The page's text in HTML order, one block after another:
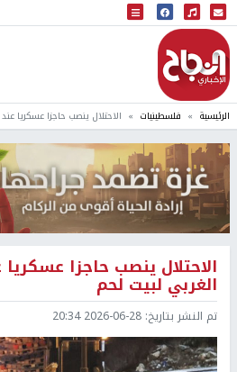
البث المباشر
إذاعة النجاح
الرئيسية فلسطينيات الاحتلال ينصب حاجزا عسكريا
الاحتلال ينصب حاجزا
الغربي لبيت لحم
تم النشر بتاريخ: 2026-06-28 20:34